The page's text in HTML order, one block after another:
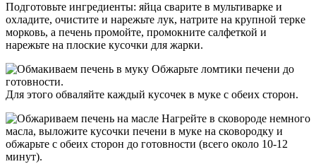
Подготовьте ингредиенты: яйца сварите в мультиварке и
охладите, очистите и нарежьте лук, натрите на крупной терке
морковь, а печень промойте, промокните салфеткой и
нарежьте на плоские кусочки для жарки.
Обжарьте ломтики печени до
готовности.
Для этого обваляйте каждый кусочек в муке с обеих сторон.
Нагрейте в сковороде немного
масла, выложите кусочки печени в муке на сковородку и
обжарьте с обеих сторон до готовности (всего около 10-12
минут).